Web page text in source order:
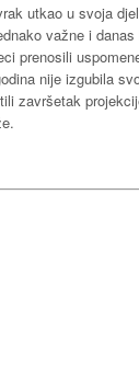
utkao u svoja
važne i
prenosili
nije izgubila
završetak